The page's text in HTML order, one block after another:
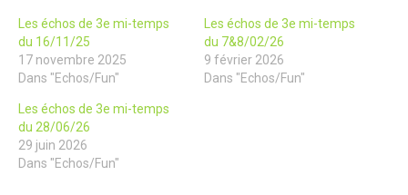
Les échos de 3e mi-temps
du 16/11/25
17 novembre 2025
Dans "Echos/Fun"
Les échos de 3e mi-temps
du 7&8/02/26
9 février 2026
Dans "Echos/Fun"
Les échos de 3e mi-temps
du 28/06/26
29 juin 2026
Dans "Echos/Fun"